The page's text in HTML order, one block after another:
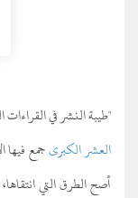
"طيبة النشر في القراءات
العشر الكبرىجمع فيها
أصح الطرق التي